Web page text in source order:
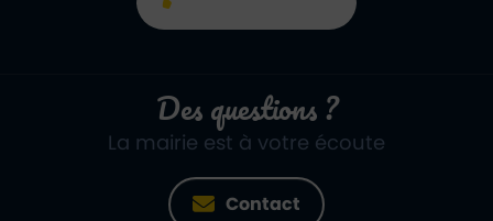
Des questions ?
La mairie est à votre écoute
Contact